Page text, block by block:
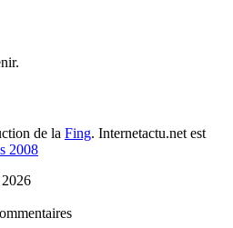
de la Fing. Internetactu.net est
2008